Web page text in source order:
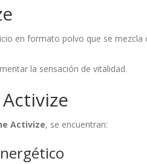
en formato polvo que se
la sensación de vitalidad.
Activize, se encuentran: